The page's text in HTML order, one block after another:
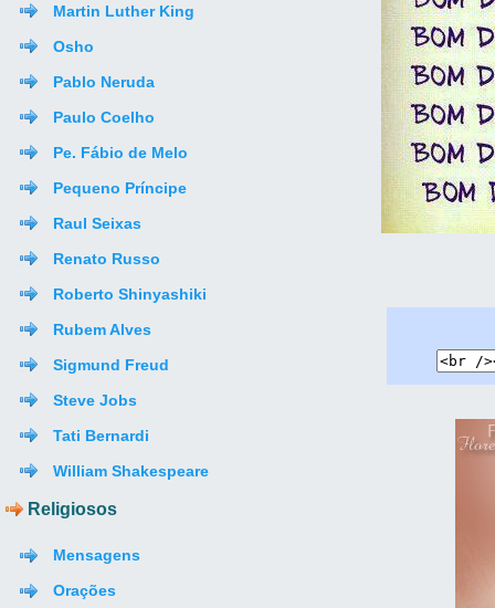
Martin Luther King
Osho
Pablo Neruda
Paulo Coelho
Pe. Fábio de Melo
Pequeno Príncipe
Raul Seixas
Renato Russo
Roberto Shinyashiki
Rubem Alves
Sigmund Freud
Steve Jobs
Tati Bernardi
William Shakespeare
Religiosos
Mensagens
Orações